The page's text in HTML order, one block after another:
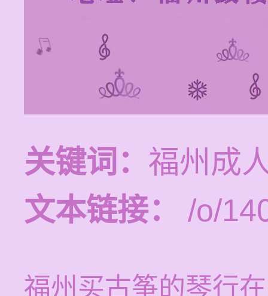
关键词： 福州成
文本链接：
/o/
福州买古筝的琴行